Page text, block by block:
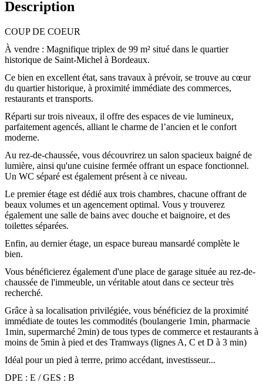
Description
COUP DE COEUR
À vendre : Magnifique triplex de 99 m² situé dans le quartier
historique de Saint-Michel à Bordeaux.
Ce bien en excellent état, sans travaux à prévoir, se trouve au cœur
du quartier historique, à proximité immédiate des commerces,
restaurants et transports.
Réparti sur trois niveaux, il offre des espaces de vie lumineux,
parfaitement agencés, alliant le charme de l’ancien et le confort
moderne.
Au rez-de-chaussée, vous découvrirez un salon spacieux baigné de
lumière, ainsi qu'une cuisine fermée offrant un espace fonctionnel.
Un WC séparé est également présent à ce niveau.
Le premier étage est dédié aux trois chambres, chacune offrant de
beaux volumes et un agencement optimal. Vous y trouverez
également une salle de bains avec douche et baignoire, et des
toilettes séparées.
Enfin, au dernier étage, un espace bureau mansardé complète le
bien.
Vous bénéficierez également d'une place de garage située au rez-de-
chaussée de l'immeuble, un véritable atout dans ce secteur très
recherché.
Grâce à sa localisation privilégiée, vous bénéficiez de la proximité
immédiate de toutes les commodités (boulangerie 1min, pharmacie
1min, supermarché 2min) de tous types de commerce et restaurants à
moins de 5min à pied et des Tramways (lignes A, C et D à 3 min)
Idéal pour un pied à terrre, primo accédant, investisseur...
DPE : E / GES : B